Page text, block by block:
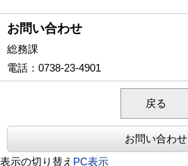
お問い合わせ
総務課
電話 ：0738-23-4901
戻る
お問い合わせ
表示の切り替え PC表示